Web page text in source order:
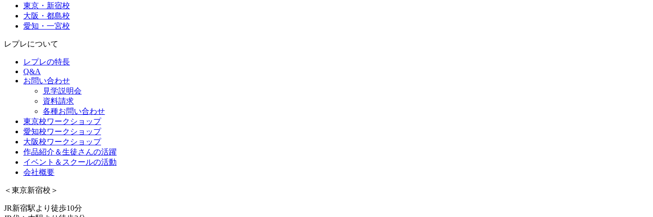
東京・新宿校
大阪・都島校
愛知・一宮校
レプレについて
レプレの特長
Q&A
お問い合わせ
見学説明会
資料請求
各種お問い合わせ
東京校ワークショップ
愛知校ワークショップ
大阪校ワークショップ
作品紹介＆生徒さんの活躍
イベント＆スクールの活動
会社概要
＜東京新宿校＞
JR新宿駅より徒歩10分